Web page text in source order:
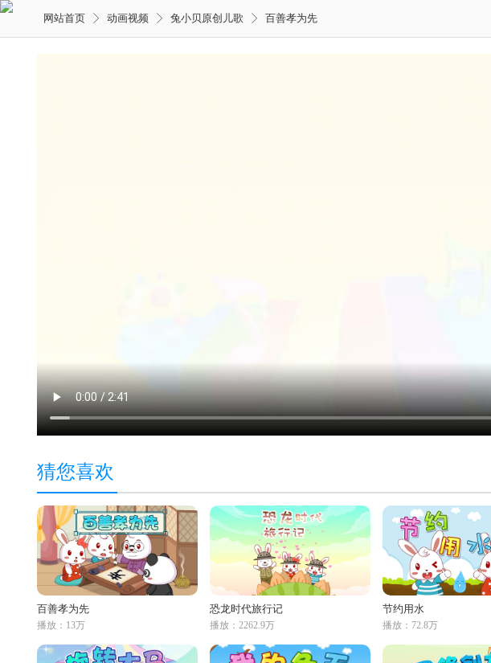
网站首页 动画视频 兔小贝原创儿歌 百善孝为先
猜您喜欢
百善孝为先
播放：13万
恐龙时代旅行记
播放：2262.9万
节约用水
播放：72.8万